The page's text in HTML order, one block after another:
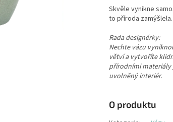
Skvěle vynikne
to příroda zamýšlela.
Rada designérky:
Nechte vázu
větví a vytvoříte
přírodními materiály
uvolněný interiér.
O produktu